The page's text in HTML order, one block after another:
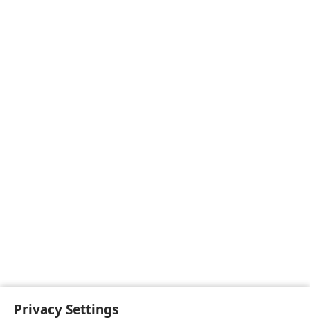
Privacy Settings